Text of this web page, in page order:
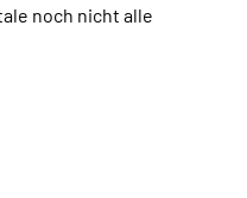
noch nicht alle